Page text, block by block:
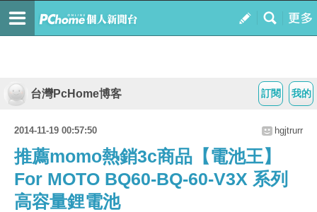
我的
訂閱
台灣PcHome博客
2014-11-19 00:57:50 hgjtrurr
推薦momo熱銷3c商品【電池王】
For MOTO BQ60-BQ-60-V3X 系列
高容量鋰電池